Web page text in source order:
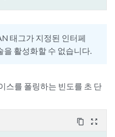
태그가 지정된 인터페
을 활성화할 수 없습니다.
스를 폴링하는 빈도를 초 단
content_copy zoom_out_map